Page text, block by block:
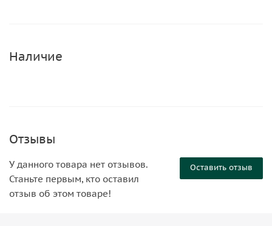
Наличие
Отзывы
Оставить отзыв
У данного товара нет отзывов.
Станьте первым, кто оставил
отзыв об этом товаре!